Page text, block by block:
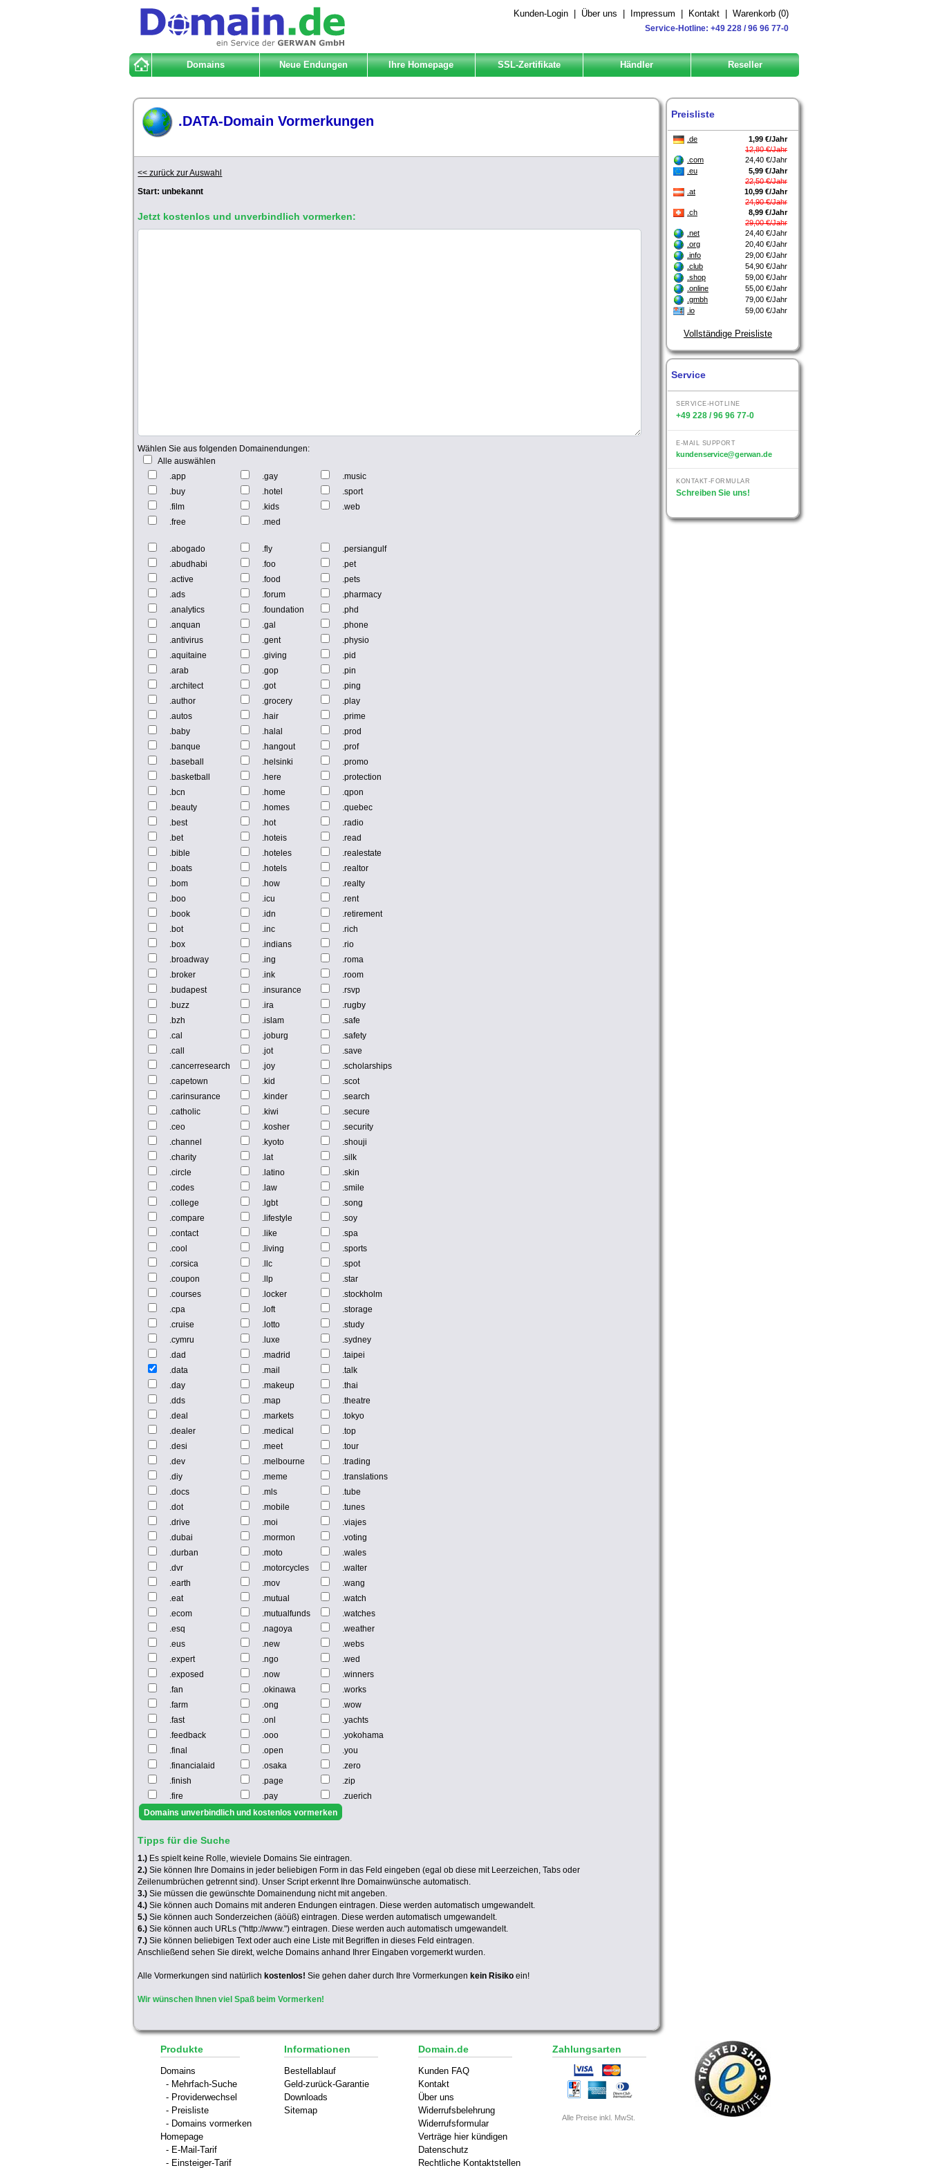
Kunden-Login Über uns Impressum Kontakt Warenkorb (0)
Service-Hotline: +49 228 / 96 96 77-0
Domains Neue Endungen Ihre Homepage SSL-Zertifikate Händler Reseller
.DATA-Domain Vormerkungen
<< zurück zur Auswahl
Start: unbekannt
Jetzt kostenlos und unverbindlich vormerken:
Wählen Sie aus folgenden Domainendungen:
Alle auswählen
.app
.gay
.music
.buy
.hotel
.sport
.film
.kids
.web
.free
.med
.abogado .fly
.persiangulf
.abudhabi
.foo
.pet
.active
.food
.pets
.ads
.forum
.pharmacy
.analytics
.foundation
.phd
.anquan
.gal
.phone
.antivirus
.gent
.physio
.aquitaine
.giving
.pid
.arab
.gop
.pin
.architect
.got
.ping
.author
.grocery
.play
.autos
.hair
.prime
.baby
.halal
.prod
.banque
.hangout
.prof
.baseball
.helsinki
.promo
.basketball
.here
.protection
.bcn
.home
.qpon
.beauty
.homes
.quebec
.best
.hot
.radio
.bet
.hoteis
.read
.bible
.hoteles
.realestate
.boats
.hotels
.realtor
.bom
.how
.realty
.boo
.icu
.rent
.book
.idn
.retirement
.bot
.inc
.rich
.box
.indians
.rio
.broadway
.ing
.roma
.broker
.ink
.room
.budapest
.insurance
.rsvp
.buzz
.ira
.rugby
.bzh
.islam
.safe
.cal
.joburg
.safety
.call
.jot
.save
.cancerresearch
.joy
.scholarships
.capetown
.kid
.scot
.carinsurance
.kinder
.search
.catholic
.kiwi
.secure
.ceo
.kosher
.security
.channel
.kyoto
.shouji
.charity
.lat
.silk
.circle
.latino
.skin
.codes
.law
.smile
.college
.lgbt
.song
.compare
.lifestyle
.soy
.contact
.like
.spa
.cool
.living
.sports
.corsica
.llc
.spot
.coupon
.llp
.star
.courses
.locker
.stockholm
.cpa
.loft
.storage
.cruise
.lotto
.study
.cymru
.luxe
.sydney
.dad
.madrid
.taipei
.data
.mail
.talk
.day
.makeup
.thai
.dds
.map
.theatre
.deal
.markets
.tokyo
.dealer
.medical
.top
.desi
.meet
.tour
.dev
.melbourne
.trading
.diy
.meme
.translations
.docs
.mls
.tube
.dot
.mobile
.tunes
.drive
.moi
.viajes
.dubai
.mormon
.voting
.durban
.moto
.wales
.dvr
.motorcycles
.walter
.earth
.mov
.wang
.eat
.mutual
.watch
.ecom
.mutualfunds
.watches
.esq
.nagoya
.weather
.eus
.new
.webs
.expert
.ngo
.wed
.exposed
.now
.winners
.fan
.okinawa
.works
.farm
.ong
.wow
.fast
.onl
.yachts
.feedback
.ooo
.yokohama
.final
.open
.you
.financialaid
.osaka
.zero
.finish
.page
.zip
.fire
.pay .zuerich
Tipps für die Suche
1.) Es spielt keine Rolle, wieviele Domains Sie eintragen.
2.) Sie können Ihre Domains in jeder beliebigen Form in das Feld eingeben (egal ob diese mit Leerzeichen, Tabs oder
Zeilenumbrüchen getrennt sind). Unser Script erkennt Ihre Domainwünsche automatisch.
3.) Sie müssen die gewünschte Domainendung nicht mit angeben.
4.) Sie können auch Domains mit anderen Endungen eintragen. Diese werden automatisch umgewandelt.
5.) Sie können auch Sonderzeichen (äöüß) eintragen. Diese werden automatisch umgewandelt.
6.) Sie können auch URLs ("http://www.") eintragen. Diese werden auch automatisch umgewandelt.
7.) Sie können beliebigen Text oder auch eine Liste mit Begriffen in dieses Feld eintragen.
Anschließend sehen Sie direkt, welche Domains anhand Ihrer Eingaben vorgemerkt wurden.
Alle Vormerkungen sind natürlich kostenlos! Sie gehen daher durch Ihre Vormerkungen kein Risiko ein!
Wir wünschen Ihnen viel Spaß beim Vormerken!
Preisliste
.de
1,99 €/Jahr
12,80 €/Jahr
.com
24,40 €/Jahr
.eu
5,99 €/Jahr
22,50 €/Jahr
.at
10,99 €/Jahr
24,90 €/Jahr
.ch
8,99 €/Jahr
29,00 €/Jahr
.net
24,40 €/Jahr
.org
20,40 €/Jahr
.info
29,00 €/Jahr
.club
54,90 €/Jahr
.shop
59,00 €/Jahr
.online
55,00 €/Jahr
.gmbh
79,00 €/Jahr
.io
59,00 €/Jahr
Vollständige Preisliste
Service
SERVICE-HOTLINE
+49 228 / 96 96 77-0
E-MAIL SUPPORT
kundenservice@gerwan.de
KONTAKT-FORMULAR
Schreiben Sie uns!
Produkte
Domains
- Mehrfach-Suche
- Providerwechsel
- Preisliste
- Domains vormerken
Homepage
- E-Mail-Tarif
- Einsteiger-Tarif
Informationen
Bestellablauf
Geld-zurück-Garantie
Downloads
Sitemap
Domain.de
Kunden FAQ
Kontakt
Über uns
Widerrufsbelehrung
Widerrufsformular
Verträge hier kündigen
Datenschutz
Rechtliche Kontaktstellen
Zahlungsarten
Alle Preise inkl. MwSt.